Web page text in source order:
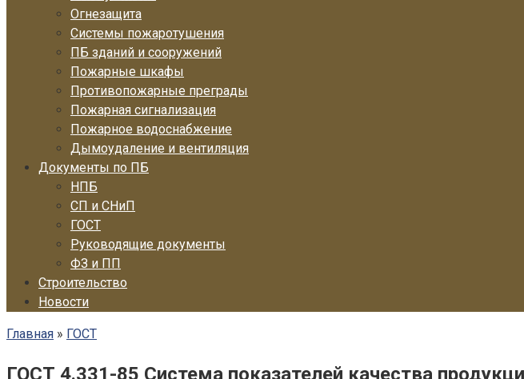
Огнезащита
Системы пожаротушения
ПБ зданий и сооружений
Пожарные шкафы
Противопожарные преграды
Пожарная сигнализация
Пожарное водоснабжение
Дымоудаление и вентиляция
Документы по ПБ
НПБ
СП и СНиП
ГОСТ
Руководящие документы
ФЗ и ПП
Строительство
Новости
Главная » ГОСТ
ГОСТ 4.331-85 Система показателей качества